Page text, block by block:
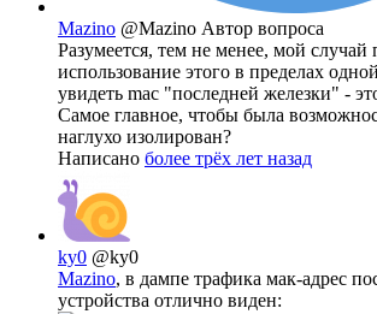
Mazino @Mazino Автор вопроса
Разумеется, тем не менее, мой случай
использование этого в пределах
увидеть mac "последней железки" -
Самое главное, чтобы была
наглухо изолирован?
Написано более трёх лет назад
ky0 @ky0
Mazino, в дампе трафика мак-адрес
устройства отлично виден: